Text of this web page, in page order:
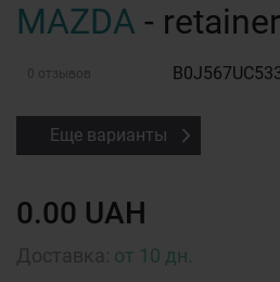
MAZDA -
0 отзывов
Еще варианты
0.00 UAH
от 10 дн.